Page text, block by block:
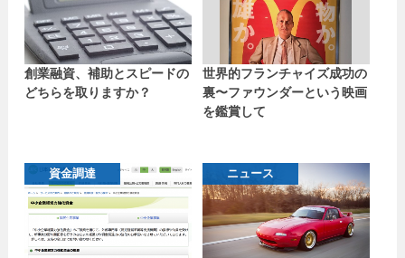
創業融資、補助とスピードの
どちらを取りますか？
世界的フランチャイズ成功の
裏〜ファウンダーという映画
を鑑賞して
資金調達 ニュース